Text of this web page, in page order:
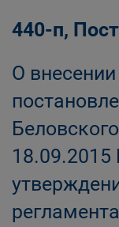
440-п,
О